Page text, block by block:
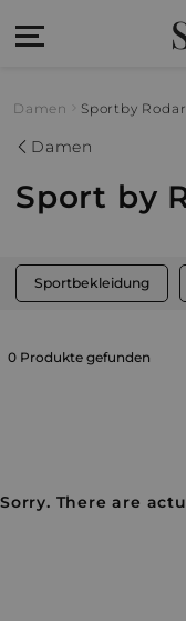
Damen Sport by
Damen
Sport by
Sportbekleidung
0 Produkte gefunden
Sorry. There are